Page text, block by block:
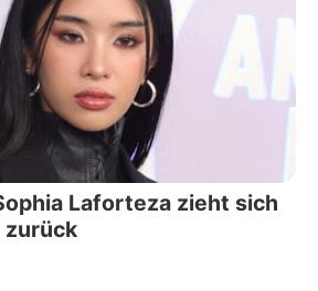
Laforteza zieht sich
zurück